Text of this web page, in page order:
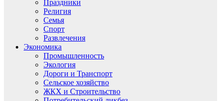
Праздники
Религия
Семья
Спорт
Развлечения
Экономика
Промышленность
Экология
Дороги и Транспорт
Сельское хозяйство
ЖКХ и Строительство